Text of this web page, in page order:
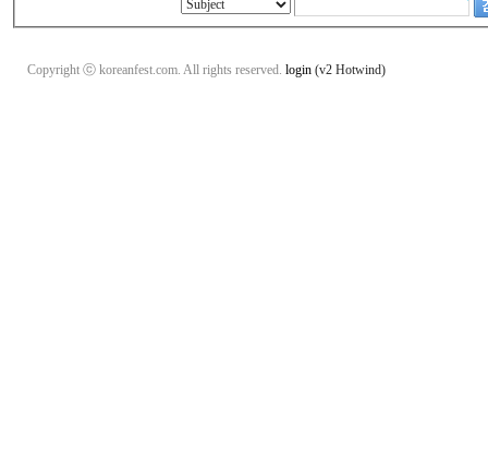
Copyright ⓒ koreanfest.com. All rights reserved. login (v2 Hotwind)